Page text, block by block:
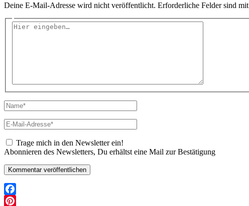
Deine E-Mail-Adresse wird nicht veröffentlicht. Erforderliche Felder sind mit
Hier
Name*
E-
Mail-
Adresse*
Trage mich in den Newsletter ein!
Abonnieren des Newsletters, Du erhältst eine Mail zur Bestätigung
Facebook